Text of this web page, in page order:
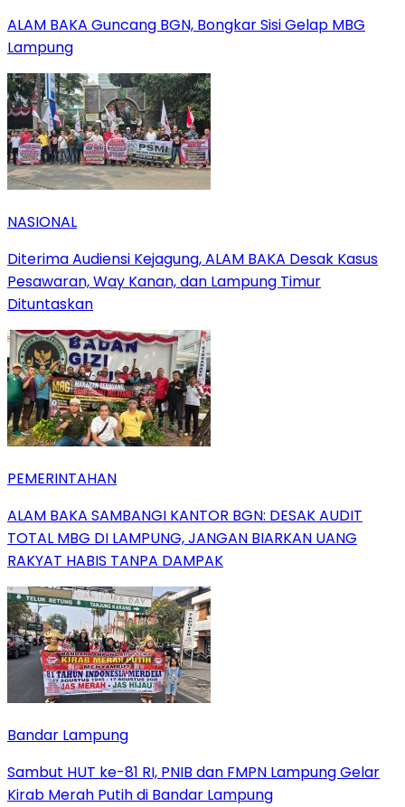
ALAM BAKA Guncang BGN, Bongkar Sisi Gelap MBG
Lampung
NASIONAL
Diterima Audiensi Kejagung, ALAM BAKA Desak Kasus
Pesawaran, Way Kanan, dan Lampung Timur
Dituntaskan
PEMERINTAHAN
ALAM BAKA SAMBANGI KANTOR BGN: DESAK AUDIT
TOTAL MBG DI LAMPUNG, JANGAN BIARKAN UANG
RAKYAT HABIS TANPA DAMPAK
Bandar Lampung
Sambut HUT ke-81 RI, PNIB dan FMPN Lampung Gelar
Kirab Merah Putih di Bandar Lampung